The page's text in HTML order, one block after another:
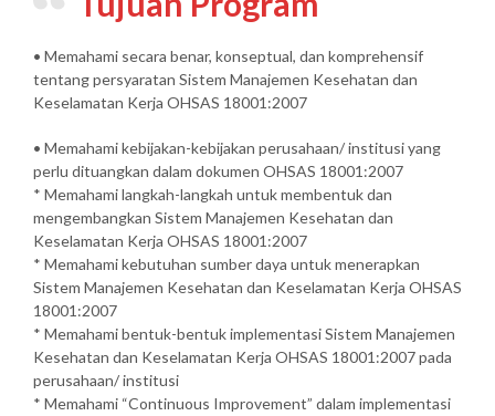
• Memahami secara benar, konseptual, dan komprehensif
tentang persyaratan Sistem Manajemen Kesehatan dan
Keselamatan Kerja OHSAS 18001:2007
• Memahami kebijakan-kebijakan perusahaan/ institusi yang
perlu dituangkan dalam dokumen OHSAS 18001:2007
* Memahami langkah-langkah untuk membentuk dan
mengembangkan Sistem Manajemen Kesehatan dan
Keselamatan Kerja OHSAS 18001:2007
* Memahami kebutuhan sumber daya untuk menerapkan
Sistem Manajemen Kesehatan dan Keselamatan Kerja OHSAS
18001:2007
* Memahami bentuk-bentuk implementasi Sistem Manajemen
Kesehatan dan Keselamatan Kerja OHSAS 18001:2007 pada
perusahaan/ institusi
* Memahami “Continuous Improvement” dalam implementasi